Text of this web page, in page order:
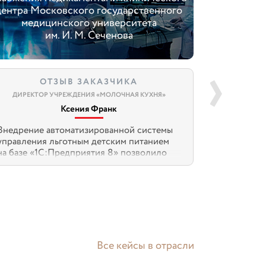
Московского государственного
медицинского университета
им. И. М. Сеченова
ОТЗЫВ ЗАКАЗЧИКА
ДИРЕКТОР УЧРЕЖДЕНИЯ «МОЛОЧНАЯ КУХНЯ»
Ксения Франк
автоматизированной системы
льготным детским питанием
базе «1С:Предприятия 8» позволило
процессы обеспечения в
обслуживания потребителей увеличилась
ДИРЕКТОР
Все кейсы в отрасли